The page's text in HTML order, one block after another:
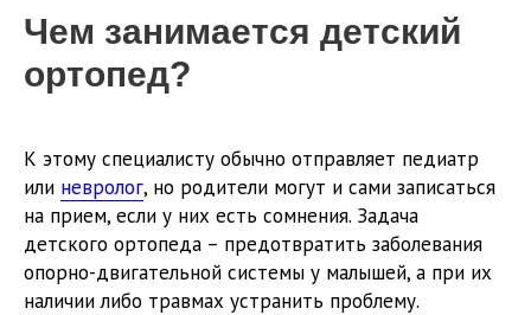
Чем занимается детский
ортопед?
К этому специалисту обычно отправляет педиатр
или невролог, но родители могут и сами записаться
на прием, если у них есть сомнения. Задача
детского ортопеда – предотвратить заболевания
опорно-двигательной системы у малышей, а при их
наличии либо травмах устранить проблему.